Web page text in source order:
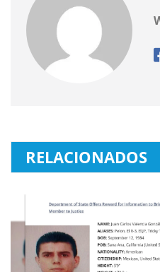
RELACIONADOS